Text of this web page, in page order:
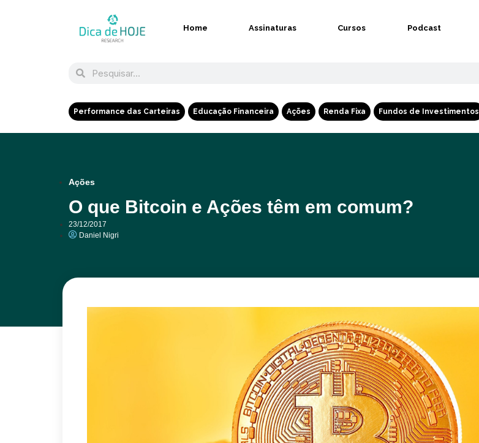
Home Assinaturas Cursos Podcast
Performance das Carteiras Educação Financeira Ações Renda Fixa Fundos de Investimentos
Ações
O que Bitcoin e Ações têm em comum?
23/12/2017
Daniel Nigri